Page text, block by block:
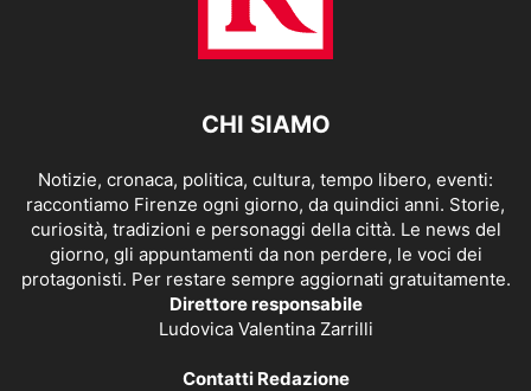
CHI SIAMO
Notizie, cronaca, politica, cultura, tempo libero, eventi:
raccontiamo Firenze ogni giorno, da quindici anni. Storie,
curiosità, tradizioni e personaggi della città. Le news del
giorno, gli appuntamenti da non perdere, le voci dei
protagonisti. Per restare sempre aggiornati gratuitamente.
Direttore responsabile
Ludovica Valentina Zarrilli
Contatti Redazione